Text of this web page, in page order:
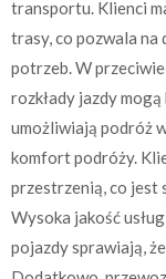
transportu. Klienci
trasy, co pozwala na
potrzeb. W
rozkłady jazdy
umożliwiają podróż
komfort podróży.
przestrzenią, co jest
Wysoka jakość
pojazdy sprawiają,